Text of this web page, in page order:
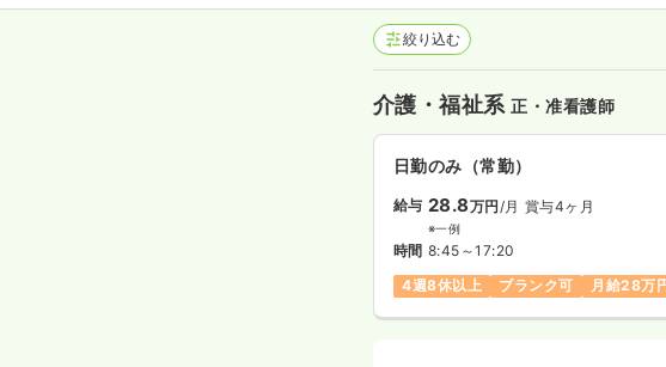
絞り込む
介護・福祉系正・准看護師
日勤のみ（常勤）
給与 28.8万円/月 賞与4ヶ月
※一例
時間 8:45～17:20
4週8休以上
ブランク可 月給28万